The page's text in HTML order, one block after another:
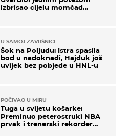
izbrisao cijelu momčad
U SAMOJ ZAVRŠNICI
Šok na Poljudu: Istra spasila
bod u nadoknadi, Hajduk još
uvijek bez pobjede u HNL-u
POČIVAO U MIRU
Tuga u svijetu košarke:
Preminuo peterostruki NBA
prvak i trenerski rekorder